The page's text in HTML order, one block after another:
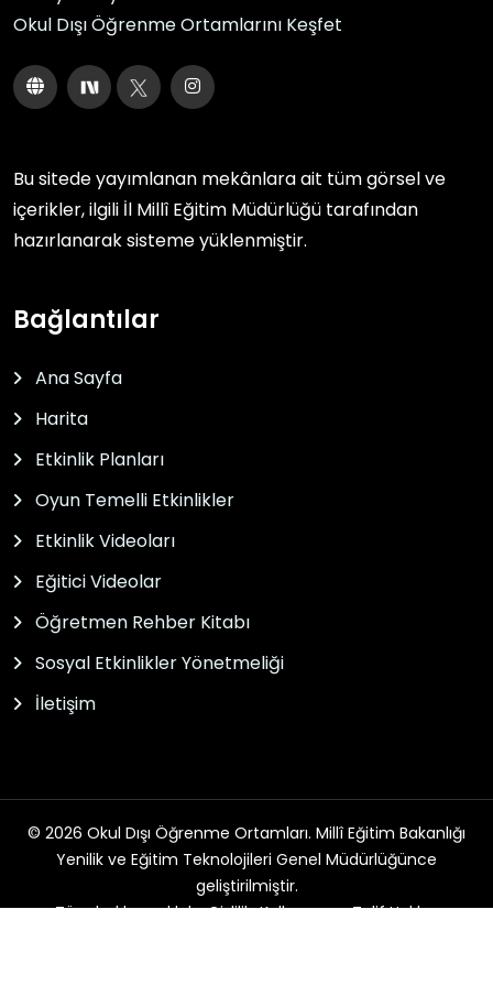
Okul Dışı Öğrenme Ortamlarını Keşfet
Bu sitede yayımlanan mekânlara ait tüm görsel ve
içerikler, ilgili İl Millî Eğitim Müdürlüğü tarafından
hazırlanarak sisteme yüklenmiştir.
Bağlantılar
Ana Sayfa
Harita
Etkinlik Planları
Oyun Temelli Etkinlikler
Etkinlik Videoları
Eğitici Videolar
Öğretmen Rehber Kitabı
Sosyal Etkinlikler Yönetmeliği
İletişim
© 2026 Okul Dışı Öğrenme Ortamları. Millî Eğitim Bakanlığı
Yenilik ve Eğitim Teknolojileri Genel Müdürlüğünce
geliştirilmiştir.
Tüm hakları saklıdır. Gizlilik, Kullanım ve Telif Hakları